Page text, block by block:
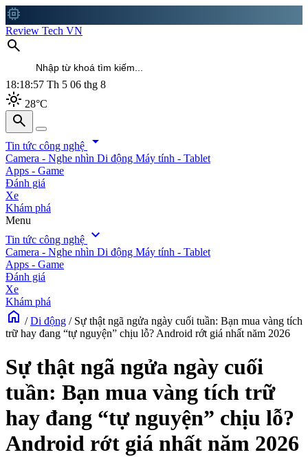
memory
Review Tech VN
search
18:18:59 Th 5 06 thg 8
light_mode 28°C
search
search
Tin tức công nghệ arrow_drop_down
Camera - Nghe nhìn Di động Máy tính - Tablet
Apps - Game
Đánh giá
Xe
Khám phá
Menu
Tin tức công nghệ expand_more
Camera - Nghe nhìn Di động Máy tính - Tablet
Apps - Game
Đánh giá
Xe
Khám phá
home / Di động / Sự thật ngã ngửa ngày cuối tuần: Bạn mua vàng tích
trữ hay đang “tự nguyện” chịu lỗ? Android rớt giá nhất năm 2026
Sự thật ngã ngửa ngày cuối
tuần: Bạn mua vàng tích trữ
hay đang “tự nguyện” chịu lỗ?
Android rớt giá nhất năm 2026